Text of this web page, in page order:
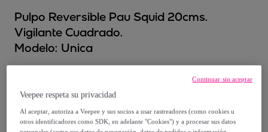
Pulpo Reversible Pau Squid 20cms.
Vigilante Cuadrado.
Modelo: Unica
33, €
-79%
Veepee respeta su privacidad
Al aceptar, autoriza a Veepee y sus socios a usar rastreadores (como cookies u
otros identificadores como SDK, en adelante "Cookies") y a procesar sus datos
Continuar sin aceptar